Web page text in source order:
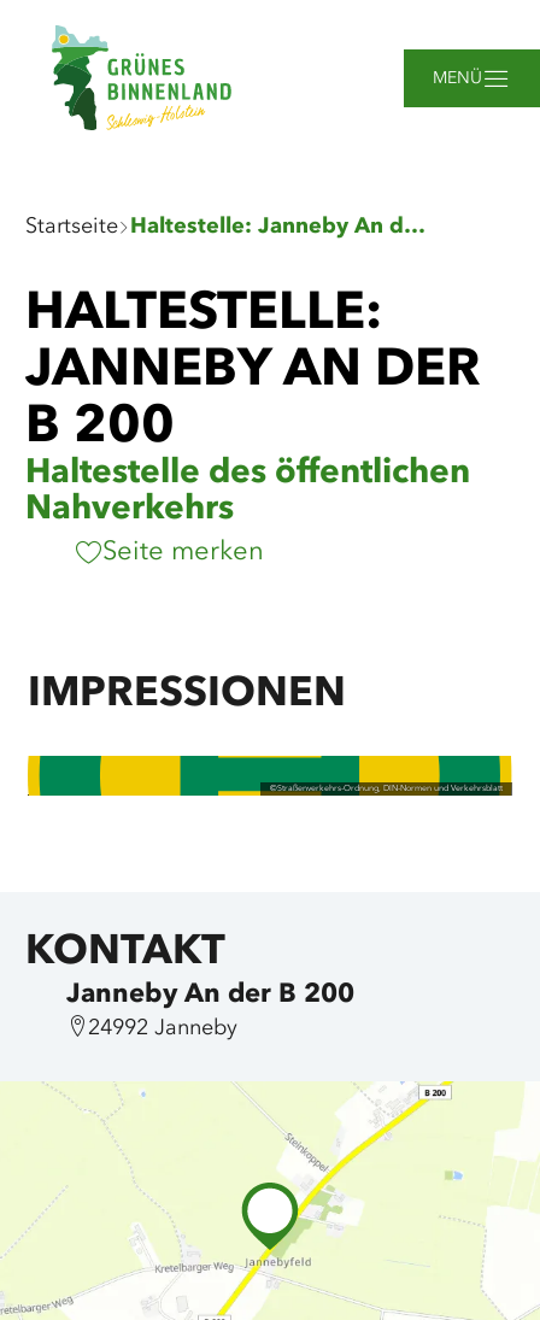
MENÜ
Sie
sind
Startseite Haltestelle: Janneby An der B 200
HALTESTELLE:
JANNEBY AN DER
B 200
Haltestelle des öffentlichen
Nahverkehrs
Seite merken
IMPRESSIONEN
©Straßenverkehrs-Ordnung, DIN-Normen und Verkehrsblatt
KONTAKT
Janneby An der B 200
24992 Janneby